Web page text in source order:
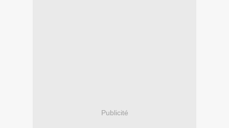
Publicité